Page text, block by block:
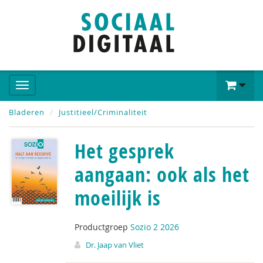
Bladeren Justitieel/Criminaliteit
Het gesprek
aangaan: ook als het
moeilijk is
Productgroep Sozio 2 2026
Dr. Jaap van Vliet